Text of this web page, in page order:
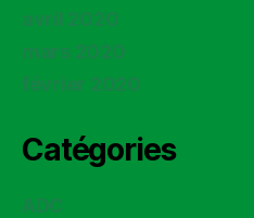
avril 2020
mars 2020
février 2020
Catégories
ADC